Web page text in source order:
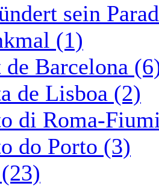
sein
(1)
Barcelona
de Lisboa (2)
di Roma-
do Porto (3)